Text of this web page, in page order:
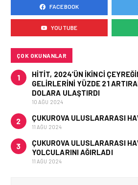
GÜNCEL
HAVACILIK
RAPORU,
FACEBOOK
YOUTUBE
ÇOK OKUNANLAR
1
HITIT, 2024’ÜN IKINCI
GELIRLERINI YÜZDE 21
DOLARA ULAŞTIRDI
10 AĞU 2024
2 ÇUKUROVA ULUSLARARASI
11 AĞU 2024
3
ÇUKUROVA ULUSLARARASI
YOLCULARINI AĞIRLADI
11 AĞU 2024